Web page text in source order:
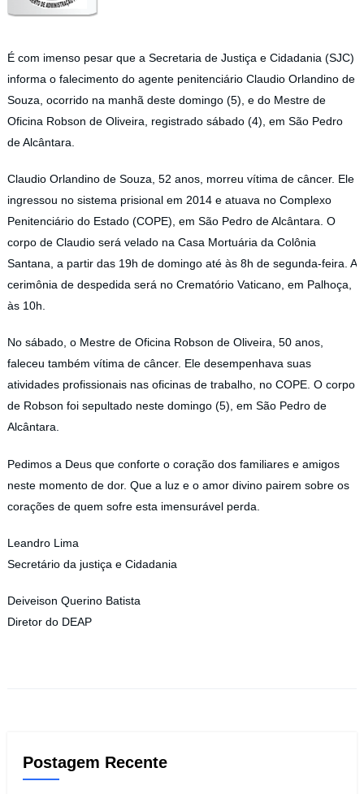
É com imenso pesar que a Secretaria de Justiça e Cidadania (SJC)
informa o falecimento do agente penitenciário Claudio Orlandino de
Souza, ocorrido na manhã deste domingo (5), e do Mestre de
Oficina Robson de Oliveira, registrado sábado (4), em São Pedro
de Alcântara.
Claudio Orlandino de Souza, 52 anos, morreu vítima de câncer. Ele
ingressou no sistema prisional em 2014 e atuava no Complexo
Penitenciário do Estado (COPE), em São Pedro de Alcântara. O
corpo de Claudio será velado na Casa Mortuária da Colônia
Santana, a partir das 19h de domingo até às 8h de segunda-feira. A
cerimônia de despedida será no Crematório Vaticano, em Palhoça,
às 10h.
No sábado, o Mestre de Oficina Robson de Oliveira, 50 anos,
faleceu também vítima de câncer. Ele desempenhava suas
atividades profissionais nas oficinas de trabalho, no COPE. O corpo
de Robson foi sepultado neste domingo (5), em São Pedro de
Alcântara.
Pedimos a Deus que conforte o coração dos familiares e amigos
neste momento de dor. Que a luz e o amor divino pairem sobre os
corações de quem sofre esta imensurável perda.
Leandro Lima
Secretário da justiça e Cidadania
Deiveison Querino Batista
Diretor do DEAP
Postagem Recente